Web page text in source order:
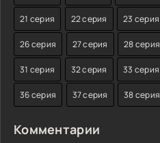
21 серия 22 серия 23 серия
26 серия 27 серия 28 серия
31 серия 32 серия 33 серия
36 серия 37 серия 38 серия
Комментарии